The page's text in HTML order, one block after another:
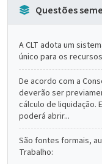
Questões
A CLT adota um
único para os
De acordo com a
deverão ser
cálculo de liquidação.
poderá abrir...
São fontes formais,
Trabalho: